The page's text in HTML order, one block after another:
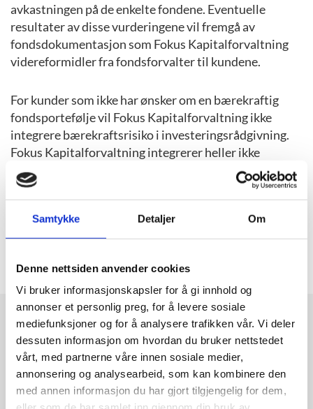
Samtykke Detaljer Om
Denne nettsiden anvender cookies
Vi bruker informasjonskapsler for å gi innhold og
annonser et personlig preg, for å levere sosiale
mediefunksjoner og for å analysere trafikken vår. Vi deler
dessuten informasjon om hvordan du bruker nettstedet
vårt, med partnerne våre innen sosiale medier,
annonsering og analysearbeid, som kan kombinere den
med annen informasjon du har gjort tilgjengelig for dem,
avkastningen på de enkelte fondene. Eventuelle
resultater av disse vurderingene vil fremgå av
fondsdokumentasjon som Fokus Kapitalforvaltning
videreformidler fra fondsforvalter til kundene.
For kunder som ikke har ønsker om en bærekraftig
fondsportefølje vil Fokus Kapitalforvaltning ikke
integrere bærekraftsrisiko i investeringsrådgivning.
Fokus Kapitalforvaltning integrerer heller ikke
bærekraftsrisiko i foretakets modellporteføljer.
bærekraftsrisiko i vår bærekraftsstrategi som kan
lastes ned her
INGEN HENSYN TIL
INVESTERINGSBESLUTNINGERS
NEGATIVE PÅVIRKNINGER PÅ
BÆREKRAFTSFAKTORER